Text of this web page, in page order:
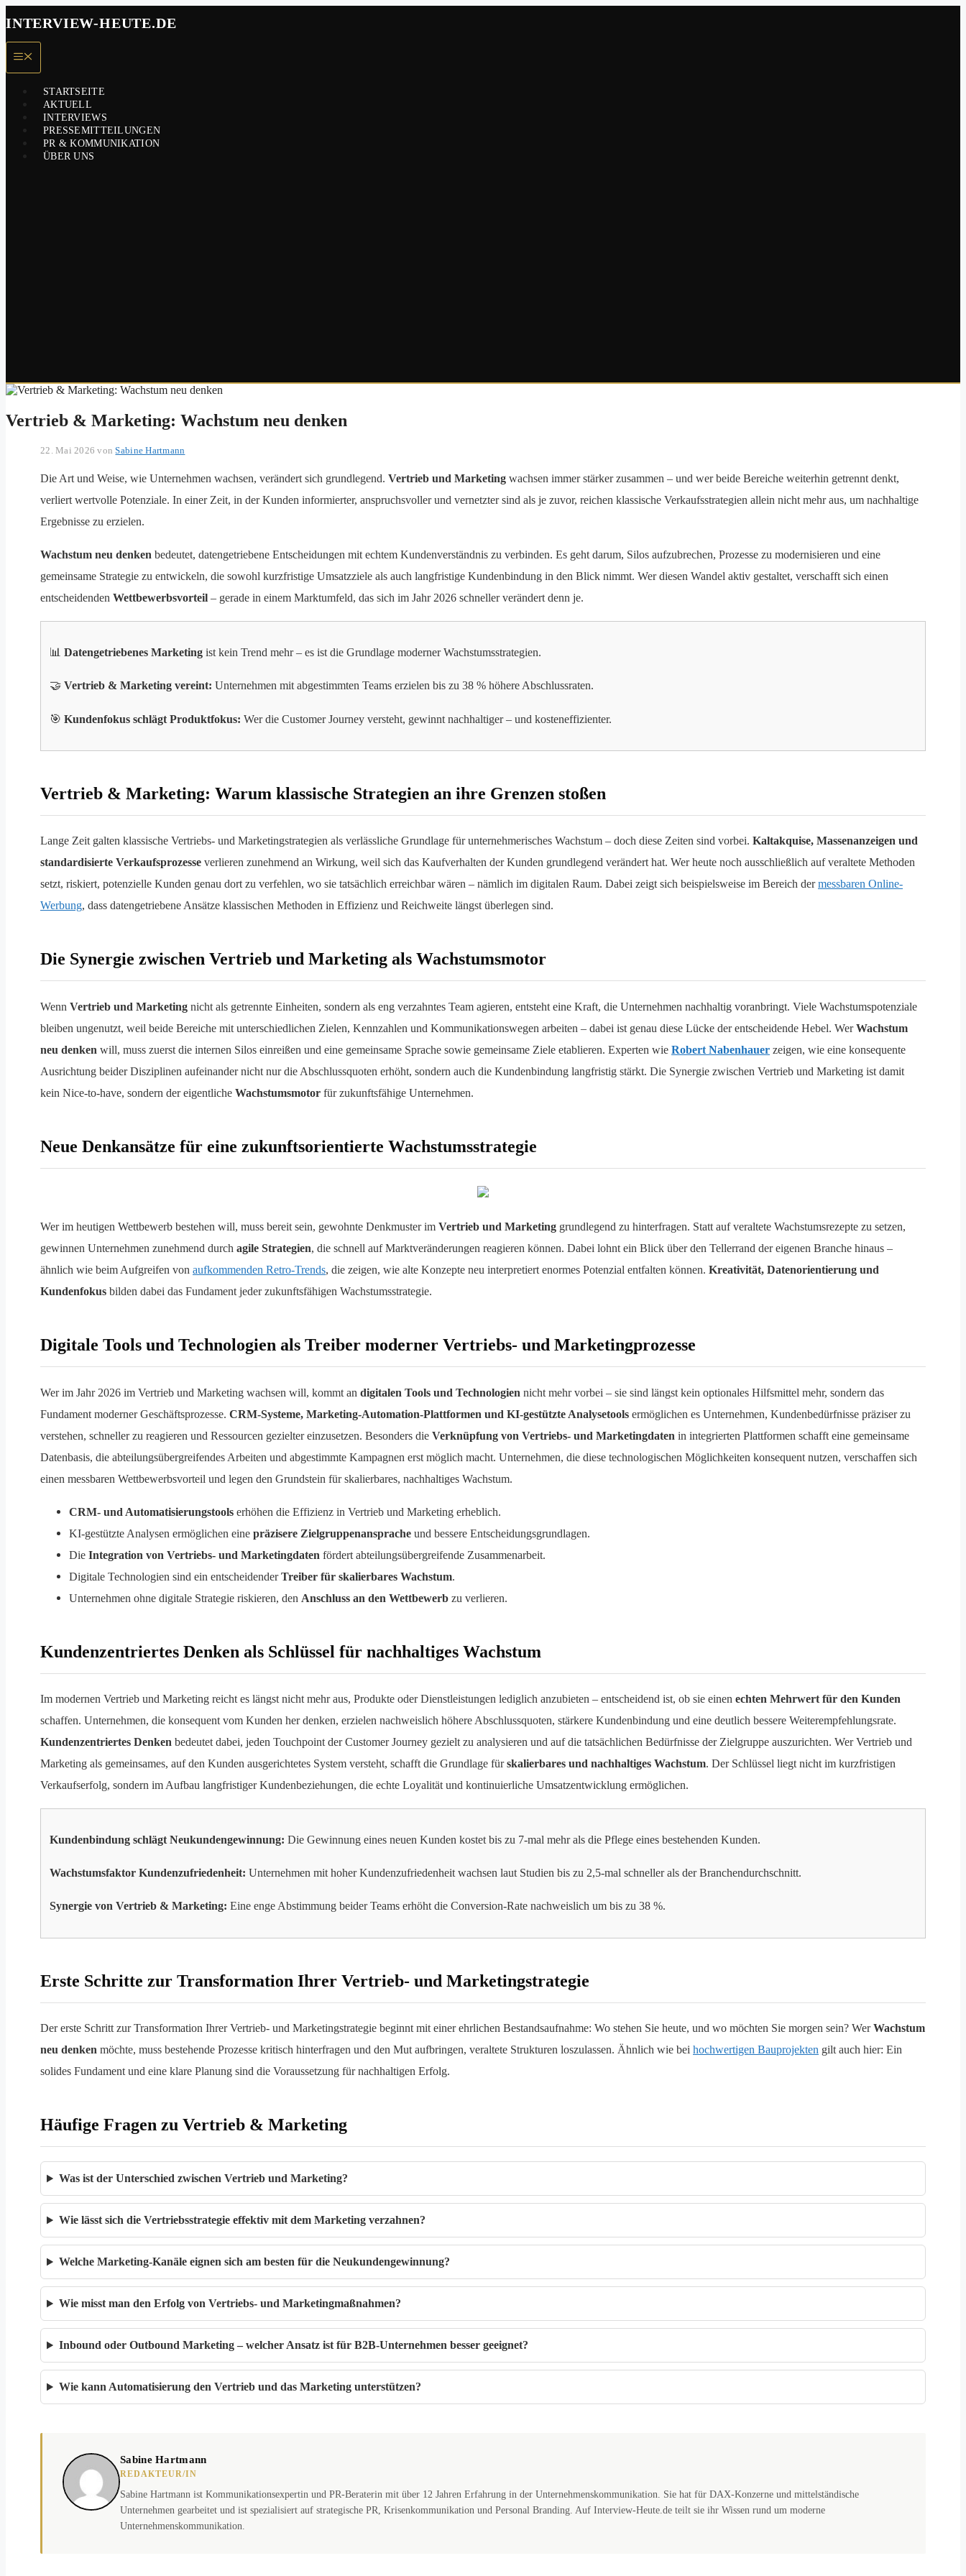
Inhalt
INTERVIEW-HEUTE.DE
Menü
STARTSEITE
AKTUELL
INTERVIEWS
PRESSEMITTEILUNGEN
PR & KOMMUNIKATION
ÜBER UNS
Vertrieb & Marketing: Wachstum neu denken
22. Mai 2026 vonSabine Hartmann
Die Art und Weise, wie Unternehmen wachsen, verändert sich grundlegend. Vertrieb und Marketing wachsen immer stärker zusammen – und wer beide Bereiche weiterhin getrennt denkt,
verliert wertvolle Potenziale. In einer Zeit, in der Kunden informierter, anspruchsvoller und vernetzter sind als je zuvor, reichen klassische Verkaufsstrategien allein nicht mehr aus, um nachhaltige
Ergebnisse zu erzielen.
Wachstum neu denken bedeutet, datengetriebene Entscheidungen mit echtem Kundenverständnis zu verbinden. Es geht darum, Silos aufzubrechen, Prozesse zu modernisieren und eine
gemeinsame Strategie zu entwickeln, die sowohl kurzfristige Umsatzziele als auch langfristige Kundenbindung in den Blick nimmt. Wer diesen Wandel aktiv gestaltet, verschafft sich einen
entscheidenden Wettbewerbsvorteil – gerade in einem Marktumfeld, das sich im Jahr 2026 schneller verändert denn je.
📊 Datengetriebenes Marketing ist kein Trend mehr – es ist die Grundlage moderner Wachstumsstrategien.
🤝 Vertrieb & Marketing vereint: Unternehmen mit abgestimmten Teams erzielen bis zu 38 % höhere Abschlussraten.
🎯 Kundenfokus schlägt Produktfokus: Wer die Customer Journey versteht, gewinnt nachhaltiger – und kosteneffizienter.
Vertrieb & Marketing: Warum klassische Strategien an ihre Grenzen stoßen
Lange Zeit galten klassische Vertriebs- und Marketingstrategien als verlässliche Grundlage für unternehmerisches Wachstum – doch diese Zeiten sind vorbei. Kaltakquise, Massenanzeigen und
standardisierte Verkaufsprozesse verlieren zunehmend an Wirkung, weil sich das Kaufverhalten der Kunden grundlegend verändert hat. Wer heute noch ausschließlich auf veraltete Methoden
setzt, riskiert, potenzielle Kunden genau dort zu verfehlen, wo sie tatsächlich erreichbar wären – nämlich im digitalen Raum. Dabei zeigt sich beispielsweise im Bereich dermessbaren Online-
Werbung, dass datengetriebene Ansätze klassischen Methoden in Effizienz und Reichweite längst überlegen sind.
Die Synergie zwischen Vertrieb und Marketing als Wachstumsmotor
Wenn Vertrieb und Marketing nicht als getrennte Einheiten, sondern als eng verzahntes Team agieren, entsteht eine Kraft, die Unternehmen nachhaltig voranbringt. Viele Wachstumspotenziale
bleiben ungenutzt, weil beide Bereiche mit unterschiedlichen Zielen, Kennzahlen und Kommunikationswegen arbeiten – dabei ist genau diese Lücke der entscheidende Hebel. WerWachstum
neu denken will, muss zuerst die internen Silos einreißen und eine gemeinsame Sprache sowie gemeinsame Ziele etablieren. Experten wie Robert Nabenhauer zeigen, wie eine konsequente
Ausrichtung beider Disziplinen aufeinander nicht nur die Abschlussquoten erhöht, sondern auch die Kundenbindung langfristig stärkt. Die Synergie zwischen Vertrieb und Marketing ist damit
kein Nice-to-have, sondern der eigentliche Wachstumsmotor für zukunftsfähige Unternehmen.
Neue Denkansätze für eine zukunftsorientierte Wachstumsstrategie
Wer im heutigen Wettbewerb bestehen will, muss bereit sein, gewohnte Denkmuster im Vertrieb und Marketing grundlegend zu hinterfragen. Statt auf veraltete Wachstumsrezepte zu setzen,
gewinnen Unternehmen zunehmend durch agile Strategien, die schnell auf Marktveränderungen reagieren können. Dabei lohnt ein Blick über den Tellerrand der eigenen Branche hinaus –
ähnlich wie beim Aufgreifen von aufkommenden Retro-Trends, die zeigen, wie alte Konzepte neu interpretiert enormes Potenzial entfalten können. Kreativität, Datenorientierung und
Kundenfokus bilden dabei das Fundament jeder zukunftsfähigen Wachstumsstrategie.
Digitale Tools und Technologien als Treiber moderner Vertriebs- und Marketingprozesse
Wer im Jahr 2026 im Vertrieb und Marketing wachsen will, kommt an digitalen Tools und Technologien nicht mehr vorbei – sie sind längst kein optionales Hilfsmittel mehr, sondern das
Fundament moderner Geschäftsprozesse. CRM-Systeme, Marketing-Automation-Plattformen und KI-gestützte Analysetools ermöglichen es Unternehmen, Kundenbedürfnisse präziser zu
verstehen, schneller zu reagieren und Ressourcen gezielter einzusetzen. Besonders die Verknüpfung von Vertriebs- und Marketingdaten in integrierten Plattformen schafft eine gemeinsame
Datenbasis, die abteilungsübergreifendes Arbeiten und abgestimmte Kampagnen erst möglich macht. Unternehmen, die diese technologischen Möglichkeiten konsequent nutzen, verschaffen sich
einen messbaren Wettbewerbsvorteil und legen den Grundstein für skalierbares, nachhaltiges Wachstum.
CRM- und Automatisierungstools erhöhen die Effizienz in Vertrieb und Marketing erheblich.
KI-gestützte Analysen ermöglichen eine präzisere Zielgruppenansprache und bessere Entscheidungsgrundlagen.
Die Integration von Vertriebs- und Marketingdaten fördert abteilungsübergreifende Zusammenarbeit.
Digitale Technologien sind ein entscheidenderTreiber für skalierbares Wachstum.
Unternehmen ohne digitale Strategie riskieren, den Anschluss an den Wettbewerb zu verlieren.
Kundenzentriertes Denken als Schlüssel für nachhaltiges Wachstum
Im modernen Vertrieb und Marketing reicht es längst nicht mehr aus, Produkte oder Dienstleistungen lediglich anzubieten – entscheidend ist, ob sie einen echten Mehrwert für den Kunden
schaffen. Unternehmen, die konsequent vom Kunden her denken, erzielen nachweislich höhere Abschlussquoten, stärkere Kundenbindung und eine deutlich bessere Weiterempfehlungsrate.
Kundenzentriertes Denken bedeutet dabei, jeden Touchpoint der Customer Journey gezielt zu analysieren und auf die tatsächlichen Bedürfnisse der Zielgruppe auszurichten. Wer Vertrieb und
Marketing als gemeinsames, auf den Kunden ausgerichtetes System versteht, schafft die Grundlage fürskalierbares und nachhaltiges Wachstum. Der Schlüssel liegt nicht im kurzfristigen
Verkaufserfolg, sondern im Aufbau langfristiger Kundenbeziehungen, die echte Loyalität und kontinuierliche Umsatzentwicklung ermöglichen.
Kundenbindung schlägt Neukundengewinnung: Die Gewinnung eines neuen Kunden kostet bis zu 7-mal mehr als die Pflege eines bestehenden Kunden.
Wachstumsfaktor Kundenzufriedenheit: Unternehmen mit hoher Kundenzufriedenheit wachsen laut Studien bis zu 2,5-mal schneller als der Branchendurchschnitt.
Synergie von Vertrieb & Marketing: Eine enge Abstimmung beider Teams erhöht die Conversion-Rate nachweislich um bis zu 38 %.
Erste Schritte zur Transformation Ihrer Vertrieb- und Marketingstrategie
Der erste Schritt zur Transformation Ihrer Vertrieb- und Marketingstrategie beginnt mit einer ehrlichen Bestandsaufnahme: Wo stehen Sie heute, und wo möchten Sie morgen sein? WerWachstum
neu denken möchte, muss bestehende Prozesse kritisch hinterfragen und den Mut aufbringen, veraltete Strukturen loszulassen. Ähnlich wie bei hochwertigen Bauprojekten gilt auch hier: Ein
solides Fundament und eine klare Planung sind die Voraussetzung für nachhaltigen Erfolg.
Häufige Fragen zu Vertrieb & Marketing
Was ist der Unterschied zwischen Vertrieb und Marketing?
Wie lässt sich die Vertriebsstrategie effektiv mit dem Marketing verzahnen?
Welche Marketing-Kanäle eignen sich am besten für die Neukundengewinnung?
Wie misst man den Erfolg von Vertriebs- und Marketingmaßnahmen?
Inbound oder Outbound Marketing – welcher Ansatz ist für B2B-Unternehmen besser geeignet?
Wie kann Automatisierung den Vertrieb und das Marketing unterstützen?
Sabine Hartmann
REDAKTEUR/IN
Sabine Hartmann ist Kommunikationsexpertin und PR-Beraterin mit über 12 Jahren Erfahrung in der Unternehmenskommunikation. Sie hat für DAX-Konzerne und mittelständische
Unternehmen gearbeitet und ist spezialisiert auf strategische PR, Krisenkommunikation und Personal Branding. Auf Interview-Heute.de teilt sie ihr Wissen rund um moderne
Unternehmenskommunikation.